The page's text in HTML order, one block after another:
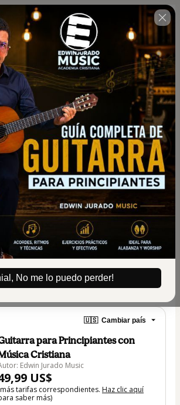
No me lo puedo perder!
Aprovecha y Regístrate
antes de que acabe el
tiempo!
🇺🇸 Cambiar país
para Principiantes con
Cristiana
Edwin Jurado Music
US$
tarifas correspondientes. Haz clic aquí
saber más)